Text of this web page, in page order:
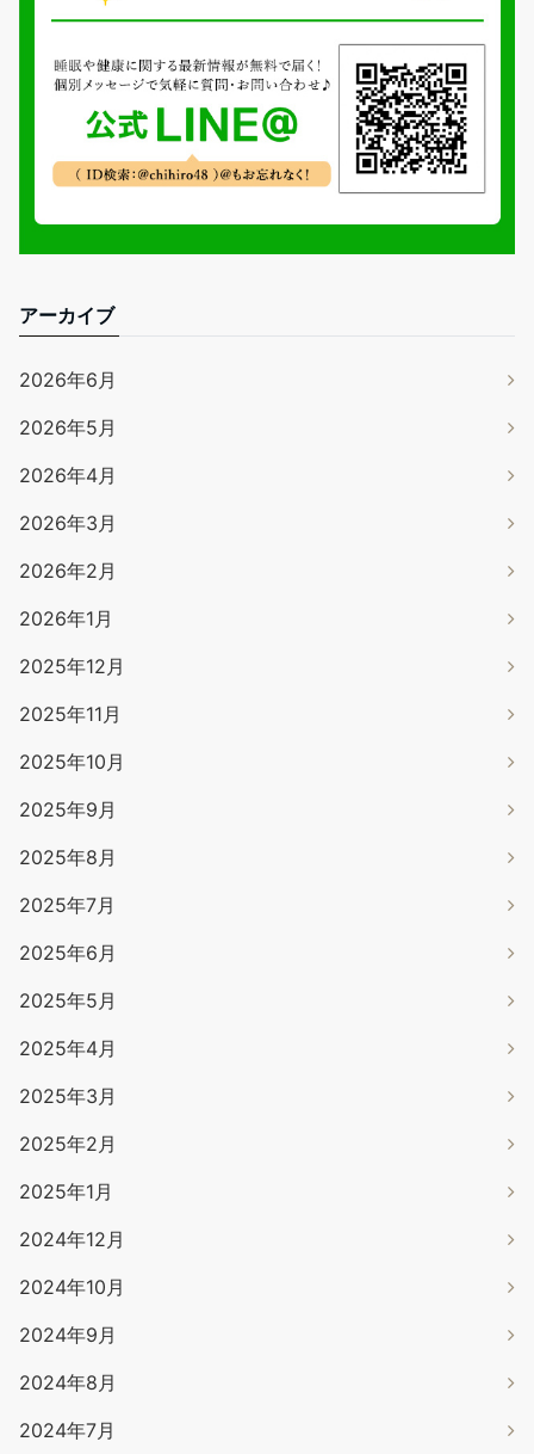
アーカイブ
2026年6月
2026年5月
2026年4月
2026年3月
2026年2月
2026年1月
2025年12月
2025年11月
2025年10月
2025年9月
2025年8月
2025年7月
2025年6月
2025年5月
2025年4月
2025年3月
2025年2月
2025年1月
2024年12月
2024年10月
2024年9月
2024年8月
2024年7月